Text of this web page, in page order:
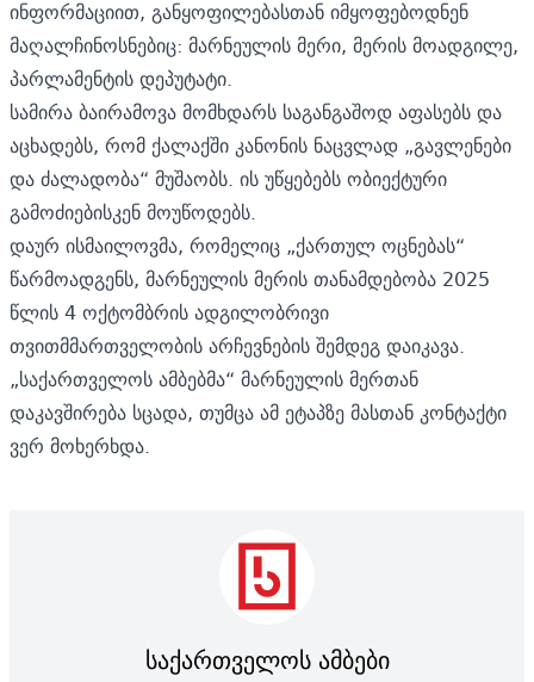
ინფორმაციით, განყოფილებასთან იმყოფებოდნენ
მაღალჩინოსნებიც: მარნეულის მერი, მერის მოადგილე,
პარლამენტის დეპუტატი.
სამირა ბაირამოვა მომხდარს საგანგაშოდ აფასებს და
აცხადებს, რომ ქალაქში კანონის ნაცვლად „გავლენები
და ძალადობა“ მუშაობს. ის უწყებებს ობიექტური
გამოძიებისკენ მოუწოდებს.
დაურ ისმაილოვმა, რომელიც „ქართულ ოცნებას“
წარმოადგენს, მარნეულის მერის თანამდებობა 2025
წლის 4 ოქტომბრის ადგილობრივი
თვითმმართველობის არჩევნების შემდეგ დაიკავა.
„საქართველოს ამბებმა“ მარნეულის მერთან
დაკავშირება სცადა, თუმცა ამ ეტაპზე მასთან კონტაქტი
ვერ მოხერხდა.
საქართველოს ამბები